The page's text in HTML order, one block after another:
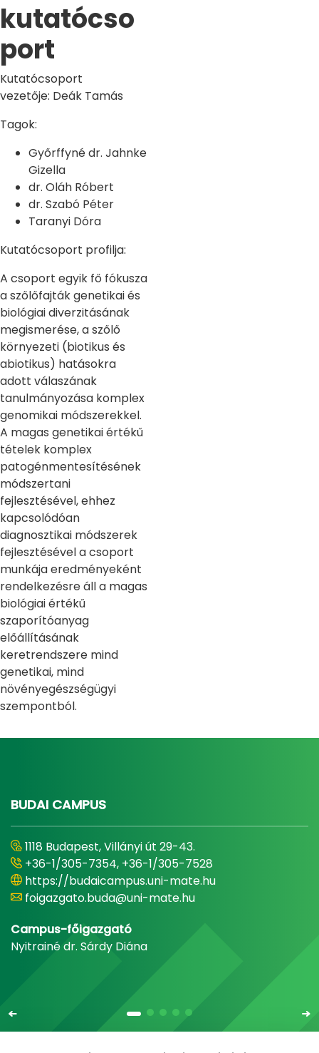
kutatócso
port
Kutatócsoport
vezetője: Deák Tamás
Tagok:
Győrffyné dr. Jahnke
Gizella
dr. Oláh Róbert
dr. Szabó Péter
Taranyi Dóra
Kutatócsoport profilja:
A csoport egyik fő fókusza
a szőlőfajták genetikai és
biológiai diverzitásának
megismerése, a szőlő
környezeti (biotikus és
abiotikus) hatásokra
adott válaszának
tanulmányozása komplex
genomikai módszerekkel.
A magas genetikai értékű
tételek komplex
patogénmentesítésének
módszertani
fejlesztésével, ehhez
kapcsolódóan
diagnosztikai módszerek
fejlesztésével a csoport
munkája eredményeként
rendelkezésre áll a magas
biológiai értékű
szaporítóanyag
előállításának
keretrendszere mind
genetikai, mind
növényegészségügyi
szempontból.
BUDAI CAMPUS
1118 Budapest, Villányi út 29-43.
+36-1/305-7354, +36-1/305-7528
https://budaicampus.uni-mate.hu
foigazgato.buda@uni-mate.hu
Campus-főigazgató
Nyitrainé dr. Sárdy Diána